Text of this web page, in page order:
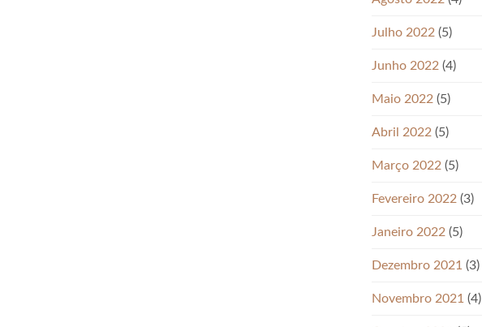
Julho 2022 (5)
Junho 2022 (4)
Maio 2022 (5)
Abril 2022 (5)
Março 2022 (5)
Fevereiro 2022 (3)
Janeiro 2022 (5)
Dezembro 2021 (3)
Novembro 2021 (4)